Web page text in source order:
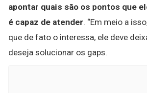
apontar quais são os pontos que
é capaz de atender. “Em meio a
que de fato o interessa, ele deve
deseja solucionar os gaps.